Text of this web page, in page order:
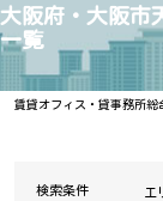
大阪府・大阪市
一覧
賃貸オフィス・貸事務所総
検索条件 エ